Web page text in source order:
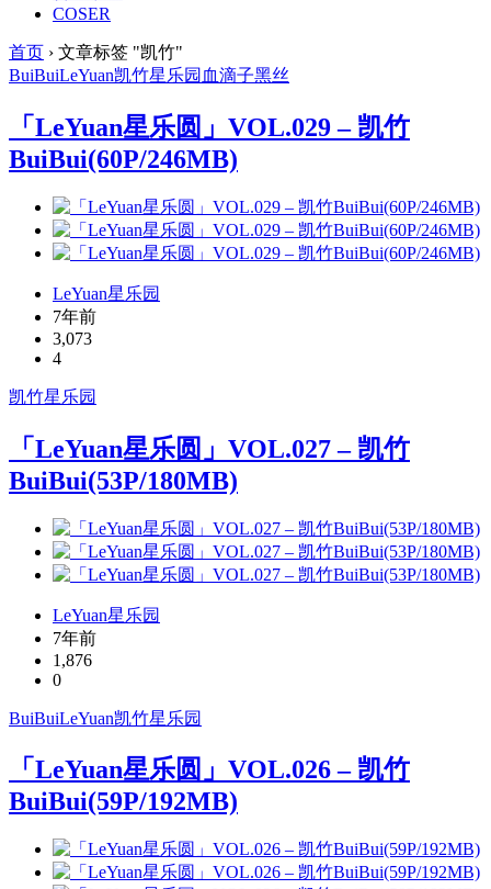
COSER
首页 › 文章标签 "凯竹"
BuiBuiLeYuan凯竹星乐园 血滴子黑丝
「LeYuan星乐圆」VOL.029 – 凯竹
BuiBui(60P/246MB)
LeYuan星乐园
7年前
3,073
4
凯竹星乐园
「LeYuan星乐圆」VOL.027 – 凯竹
BuiBui(53P/180MB)
LeYuan星乐园
7年前
1,876
0
BuiBuiLeYuan凯竹星乐园
「LeYuan星乐圆」VOL.026 – 凯竹
BuiBui(59P/192MB)